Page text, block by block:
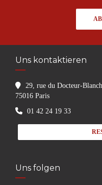
Uns kontaktieren
29, rue du Docteur-
75016 Paris((öffnet ein neues
01 42 24 19 33
Uns folgen